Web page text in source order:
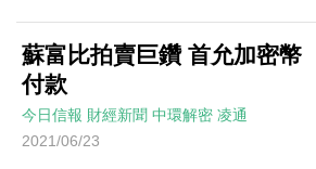
蘇富比拍賣巨鑽 首允加密幣
付款
今日信報 財經新聞 中環解密 凌通
2021/06/23